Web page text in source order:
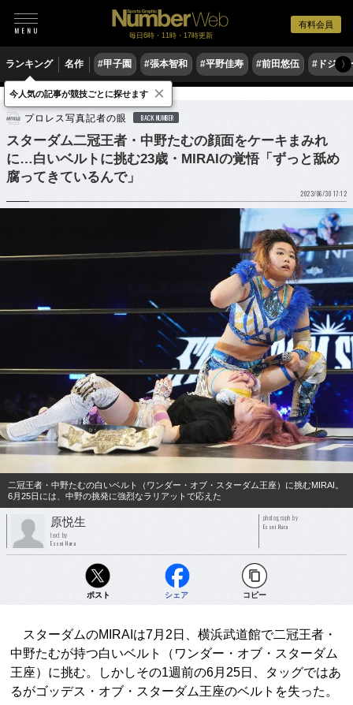
有料会員
毎日6時・11時・17時更新
ランキング 名作 #甲子園 #張本智和 #平野佳寿 #前田悠伍 #ドジャ
〉
格闘技 プロレス
プロレス写真記者の眼 BACK NUMBER
スターダム二冠王者・中野たむの顔面をケーキまみれ
に…白いベルトに挑む23歳・MIRAIの覚悟「ずっと舐め
腐ってきているんで」
2023/06/30 17:12
二冠王者・中野たむの白いベルト（ワンダー・オブ・スターダム王座）に挑むMIRAI。
6月25日には、中野の挑発に強烈なラリアットで応えた
原悦生
text by
Essei Hara
photograph by
Essei Hara
ポスト シェア コピー
スターダムのMIRAIは7月2日、横浜武道館で二冠王者・
中野たむが持つ白いベルト（ワンダー・オブ・スターダム
王座）に挑む。しかしその1週前の6月25日、タッグではあ
るがゴッデス・オブ・スターダム王座のベルトを失った。
今人気の記事が競技ごとに探せます ×